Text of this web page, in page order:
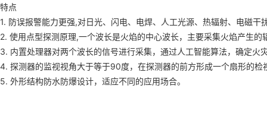
特点
1. 防误报警能力更强,对日光、闪电、电焊、人工光源、热辐射、电磁干
2. 使用点型探测原理,一个波长是火焰的中心波长，主要采集火焰产生
3. 内置处理器对两个波长的信号进行采集，通过人工智能算法，确定火
4. 探测器的监视视角大于等于90度，在探测器的前方形成一个扇形的检
5. 外形结构防水防爆设计，适应不同的应用场合。